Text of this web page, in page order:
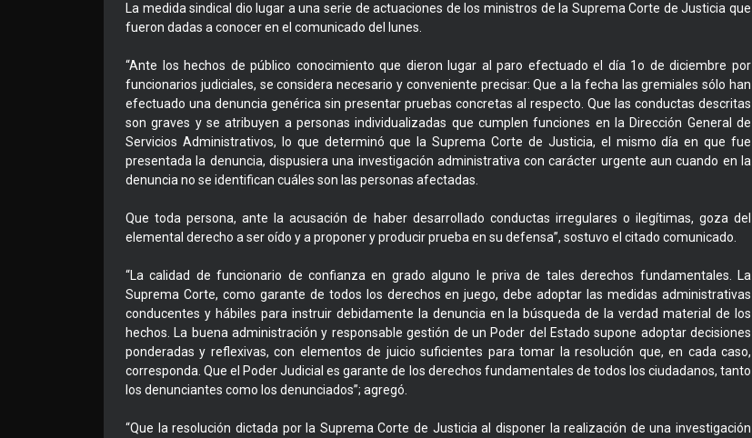
La medida sindical dio lugar a una serie de actuaciones de los ministros de la Suprema Corte de Justicia que
fueron dadas a conocer en el comunicado del lunes.
“Ante los hechos de público conocimiento que dieron lugar al paro efectuado el día 1o de diciembre por
funcionarios judiciales, se considera necesario y conveniente precisar: Que a la fecha las gremiales sólo han
efectuado una denuncia genérica sin presentar pruebas concretas al respecto. Que las conductas descritas
son graves y se atribuyen a personas individualizadas que cumplen funciones en la Dirección General de
Servicios Administrativos, lo que determinó que la Suprema Corte de Justicia, el mismo día en que fue
presentada la denuncia, dispusiera una investigación administrativa con carácter urgente aun cuando en la
denuncia no se identifican cuáles son las personas afectadas.
Que toda persona, ante la acusación de haber desarrollado conductas irregulares o ilegítimas, goza del
elemental derecho a ser oído y a proponer y producir prueba en su defensa”, sostuvo el citado comunicado.
“La calidad de funcionario de confianza en grado alguno le priva de tales derechos fundamentales. La
Suprema Corte, como garante de todos los derechos en juego, debe adoptar las medidas administrativas
conducentes y hábiles para instruir debidamente la denuncia en la búsqueda de la verdad material de los
hechos. La buena administración y responsable gestión de un Poder del Estado supone adoptar decisiones
ponderadas y reflexivas, con elementos de juicio suficientes para tomar la resolución que, en cada caso,
corresponda. Que el Poder Judicial es garante de los derechos fundamentales de todos los ciudadanos, tanto
los denunciantes como los denunciados”; agregó.
“Que la resolución dictada por la Suprema Corte de Justicia al disponer la realización de una investigación